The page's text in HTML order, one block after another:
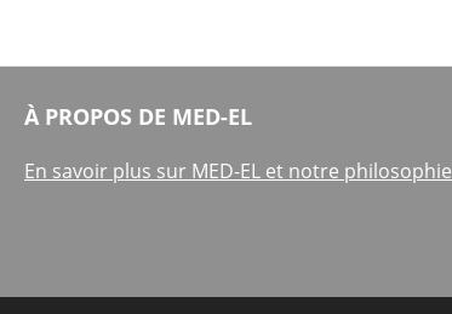
À PROPOS DE MED-EL
En savoir plus sur MED-EL et notre philosophie